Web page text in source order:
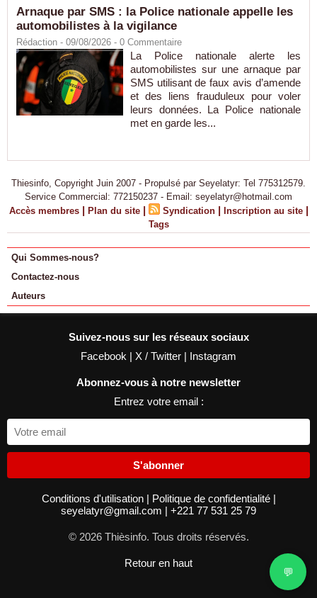
Arnaque par SMS : la Police nationale appelle les
automobilistes à la vigilance
Rédaction - 09/08/2026 - 0 Commentaire
La Police nationale alerte les
automobilistes sur une arnaque par
SMS utilisant de faux avis d’amende
et des liens frauduleux pour voler
leurs données. La Police nationale
met en garde les...
Thiesinfo, Copyright Juin 2007 - Propulsé par Seyelatyr: Tel 775312579.
Service Commercial: 772150237 - Email: seyelatyr@hotmail.com
Accès membres | Plan du site | Syndication | Inscription au site |
Tags
Qui Sommes-nous?
Contactez-nous
Auteurs
Suivez-nous sur les réseaux sociaux
Facebook | X / Twitter | Instagram
Abonnez-vous à notre newsletter
Entrez votre email :
S'abonner
Conditions d'utilisation | Politique de confidentialité |
seyelatyr@gmail.com | +221 77 531 25 79
© 2026 Thièsinfo. Tous droits réservés.
Retour en haut
💬